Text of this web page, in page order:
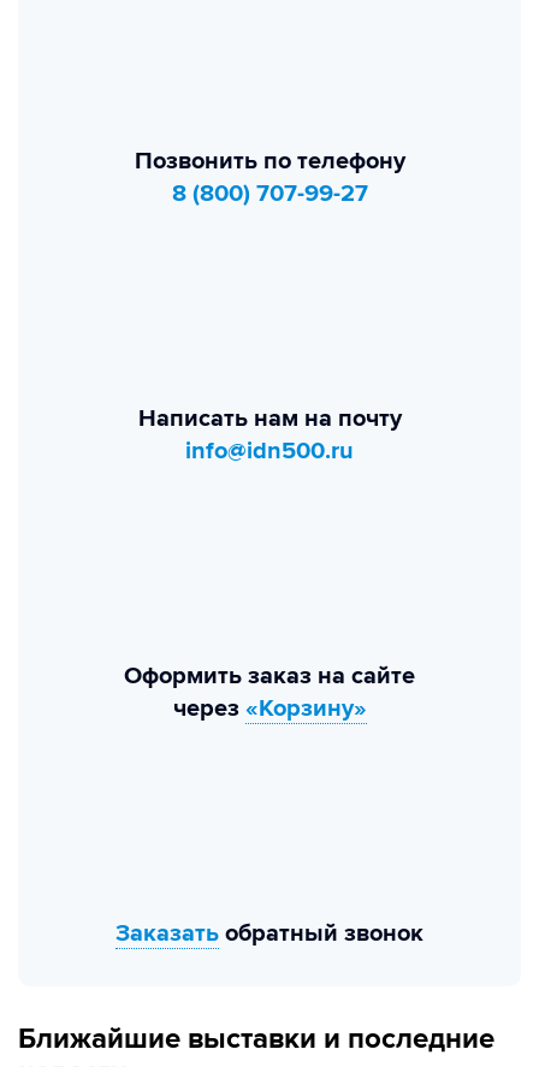
Позвонить по телефону
8 (800) 707-99-27
Написать нам на почту
info@idn500.ru
Оформить заказ на сайте
через «Корзину»
Заказать обратный звонок
Ближайшие выставки и последние